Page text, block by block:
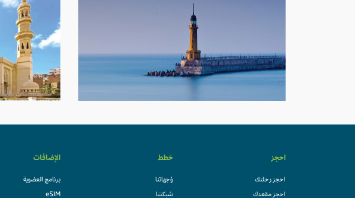
احجز
احجز رحلتك
احجز مقعدك
خطط
وُجهاتنا
شبكتنا
الإضافات
برنامج العضوية
eSIM